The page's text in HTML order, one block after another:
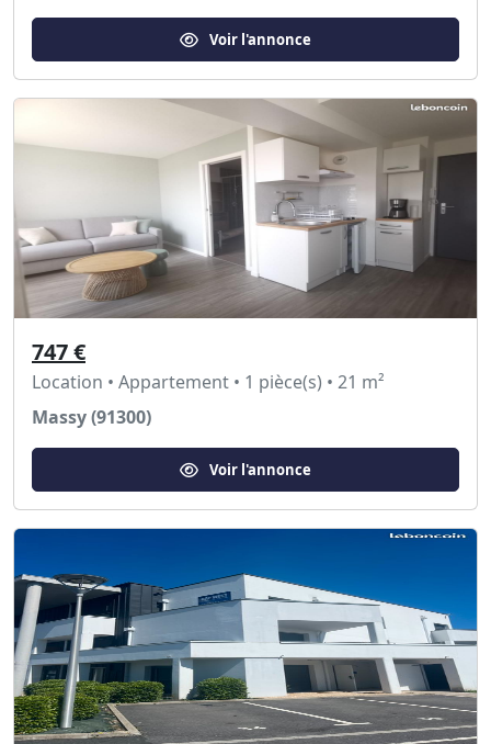
Voir l'annonce
747 €
Location • Appartement • 1 pièce(s) • 21 m²
Massy (91300)
Voir l'annonce